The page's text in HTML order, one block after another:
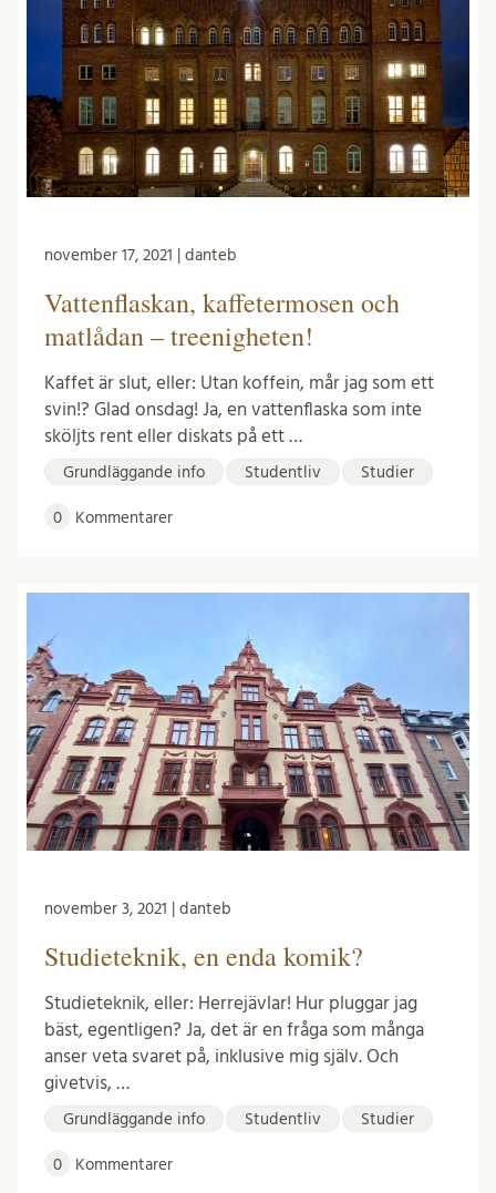
november 17, 2021 | danteb
Vattenflaskan, kaffetermosen och
matlådan – treenigheten!
Kaffet är slut, eller: Utan koffein, mår jag som ett
svin!? Glad onsdag! Ja, en vattenflaska som inte
sköljts rent eller diskats på ett …
Grundläggande info Studentliv Studier
0 Kommentarer
november 3, 2021 | danteb
Studieteknik, en enda komik?
Studieteknik, eller: Herrejävlar! Hur pluggar jag
bäst, egentligen? Ja, det är en fråga som många
anser veta svaret på, inklusive mig själv. Och
givetvis, …
Grundläggande info Studentliv Studier
0 Kommentarer